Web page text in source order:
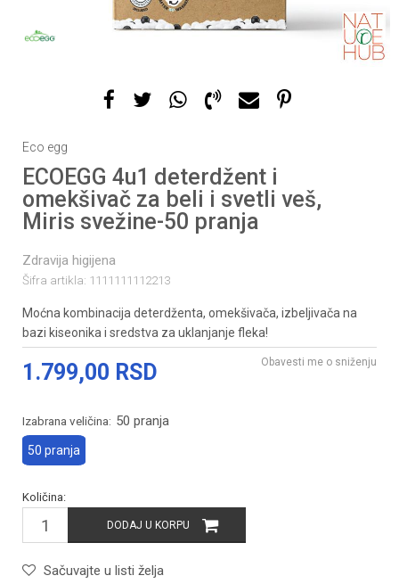
Eco egg
ECOEGG 4u1 deterdžent i
omekšivač za beli i svetli veš,
Miris svežine-50 pranja
Zdravija higijena
Šifra artikla: 1111111112213
Moćna kombinacija deterdženta, omekšivača, izbeljivača na
bazi kiseonika i sredstva za uklanjanje fleka!
1.799,00 RSD Obavesti me o sniženju
Izabrana veličina: 50 pranja
50 pranja
Količina:
DODAJ U KORPU
Sačuvajte u listi želja